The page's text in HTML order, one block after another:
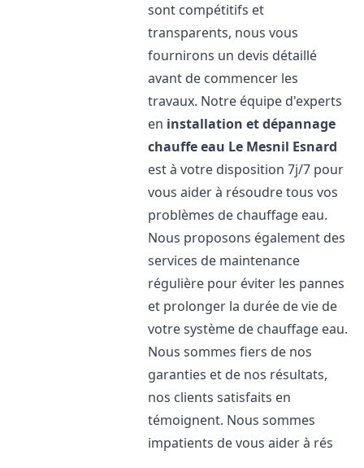
sont compétitifs et
transparents, nous vous
fournirons un devis détaillé
avant de commencer les
travaux. Notre équipe d'experts
en installation et dépannage
chauffe eau Le Mesnil Esnard
est à votre disposition 7j/7 pour
vous aider à résoudre tous vos
problèmes de chauffage eau.
Nous proposons également des
services de maintenance
régulière pour éviter les pannes
et prolonger la durée de vie de
votre système de chauffage eau.
Nous sommes fiers de nos
garanties et de nos résultats,
nos clients satisfaits en
témoignent. Nous sommes
impatients de vous aider à rés